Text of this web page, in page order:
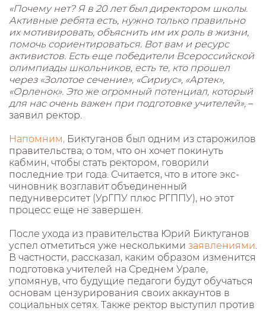
«Почему нет? Я в 20 лет был директором школы.
Активные ребята есть, нужно только правильно
их мотивировать, объяснить им их роль в жизни,
помочь сориентироваться. Вот вам и ресурс
активистов. Есть еще победители Всероссийской
олимпиады школьников, есть те, кто прошел
через «Золотое сечение», «Сириус», «Артек»,
«Орленок». Это же огромный потенциал, который
для нас очень важен при подготовке учителей», –
заявил ректор.
Напомним, Биктуганов был одним из старожилов
правительства; о том, что он хочет покинуть
кабмин, чтобы стать ректором, говорили
последние три года. Считается, что в итоге экс-
чиновник возглавит объединенный
педуниверситет (УрГПУ плюс РГППУ), но этот
процесс еще не завершен.
После ухода из правительства Юрий Биктуганов
успел отметиться уже несколькими заявлениями.
В частности, рассказал, каким образом изменится
подготовка учителей на Среднем Урале,
упомянув, что будущие педагоги будут обучаться
основам цензурирования своих аккаунтов в
социальных сетях. Также ректор выступил против